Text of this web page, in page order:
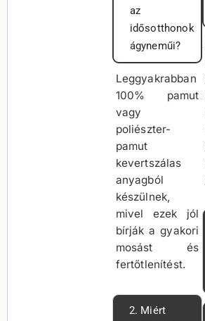
az
idősotthonok
ágyneműi?
Leggyakrabban
100% pamut
vagy
poliészter-
pamut
kevertszálas
anyagból
készülnek,
mivel ezek jól
bírják a gyakori
mosást és
fertőtlenítést.
2. Miért